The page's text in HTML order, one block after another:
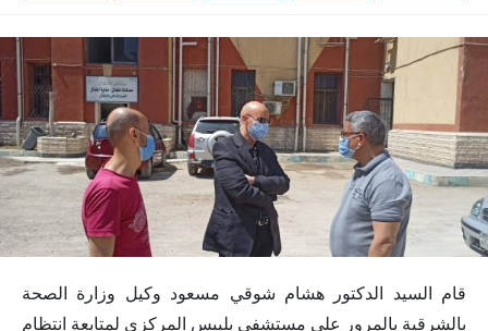
قام السيد الدكتور هشام شوقي مسعود وكيل وزارة الصحة
بالشرقية بالمرور علي مستشفي بلبيس المركزي لمتابعة انتظام